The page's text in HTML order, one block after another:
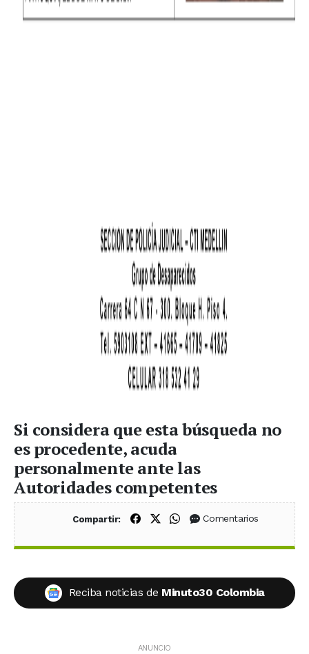
Si considera que esta búsqueda no
es procedente, acuda
personalmente ante las
Autoridades competentes
Compartir: Compartir en Facebook
Compartir en X (Twitter)
Compartir en WhatsApp
Comentarios
Reciba noticias de Minuto30 Colombia
ANUNCIO